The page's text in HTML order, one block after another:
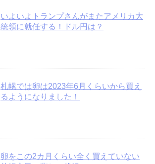
いよいよトランプさんがまたアメリカ大
統領に就任する！ドル円は？
札幌では卵は2023年6月くらいから買え
るようになりました！
卵をこの2カ月くらい全く買えていない